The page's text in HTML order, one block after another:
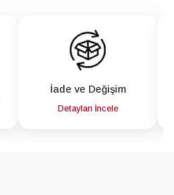
İade ve Değişim
Detayları İncele